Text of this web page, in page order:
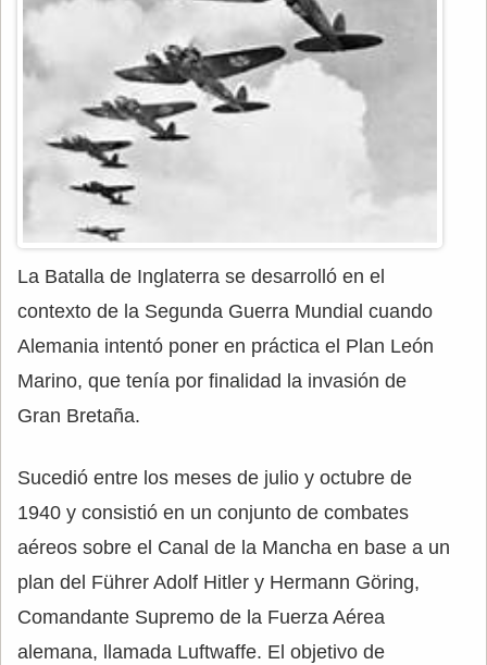
La Batalla de Inglaterra se desarrolló en el
contexto de la Segunda Guerra Mundial cuando
Alemania intentó poner en práctica el Plan León
Marino, que tenía por finalidad la invasión de
Gran Bretaña.
Sucedió entre los meses de julio y octubre de
1940 y consistió en un conjunto de combates
aéreos sobre el Canal de la Mancha en base a un
plan del Führer Adolf Hitler y Hermann Göring,
Comandante Supremo de la Fuerza Aérea
alemana, llamada Luftwaffe. El objetivo de